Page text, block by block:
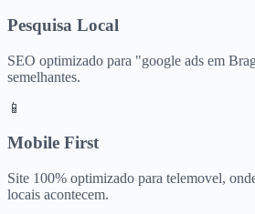
Pesquisa Local
SEO optimizado para "google ads em
semelhantes.
📱
Mobile First
Site 100% optimizado para telemovel,
locais acontecem.